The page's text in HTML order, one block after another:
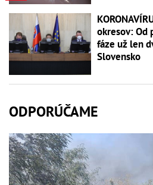
okresov: Od
fáze už len
Slovensko
ODPORÚČAME